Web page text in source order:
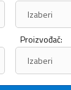
Izaberi
Proizvođač:
Izaberi